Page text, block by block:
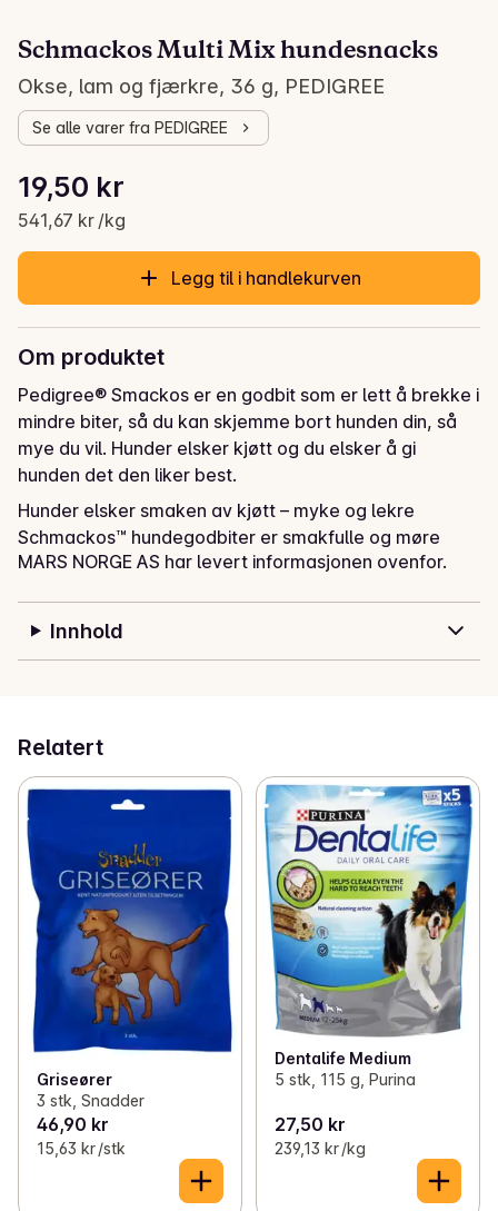
Schmackos Multi Mix hundesnacks
Okse, lam og fjærkre, 36 g, PEDIGREE
Se alle varer fra PEDIGREE
Gjeldende pris er: 19,50 kr
19,50 kr
541,67 kr /kg
Stykkpris: 541,67 kr /kg
Legg til i handlekurven
Om produktet
Pedigree® Smackos er en godbit som er lett å brekke i
mindre biter, så du kan skjemme bort hunden din, så
mye du vil. Hunder elsker kjøtt og du elsker å gi
hunden det den liker best.
Hunder elsker smaken av kjøtt – myke og lekre
Schmackos™ hundegodbiter er smakfulle og møre
stenger som hunden er vill etter. Uansett om du gir
hundegodbiter er tilsatt Omega 3, vitaminer og
• 5 stenger med kjøttsmak
• Gi hele stangen eller bryt opp i mindre biter
• Med omega 6 og E-vitamin
• Færre enn 30 kalorier i hver bit
• Ingen kunstige smaks- eller fargestoffer
MARS NORGE AS har levert informasjonen ovenfor.
Innhold
Relatert
Griseører
3 stk, Snadder
46,90 kr
15,63 kr /stk
Dentalife Medium
5 stk, 115 g, Purina
27,50 kr
239,13 kr /kg